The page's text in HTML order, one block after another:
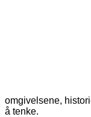
omgivelsene,
å tenke.